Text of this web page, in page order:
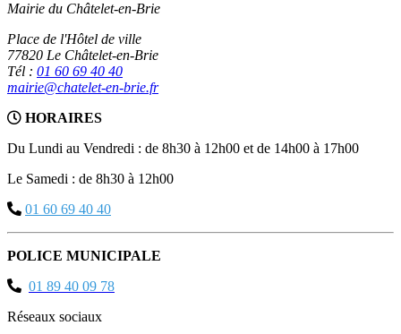
Mairie du Châtelet-en-Brie
Place de l'Hôtel de ville
77820 Le Châtelet-en-Brie
Tél : 01 60 69 40 40
mairie@chatelet-en-brie.fr
HORAIRES
Du Lundi au Vendredi : de 8h30 à 12h00 et de 14h00 à 17h00
Le Samedi : de 8h30 à 12h00
01 60 69 40 40
POLICE MUNICIPALE
01 89 40 09 78
Réseaux sociaux